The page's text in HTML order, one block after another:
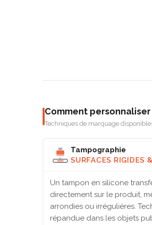
Comment
Techniques de marquage
Tampographie
SURFACES RIGIDES
Un tampon en silicone
directement sur le produit,
arrondies ou irrégulières.
répandue dans les objets